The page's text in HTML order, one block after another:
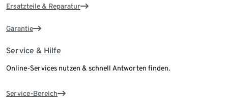
Ersatzteile & Reparatur
Garantie
Service & Hilfe
Online-Services nutzen & schnell Antworten finden.
Service-Bereich